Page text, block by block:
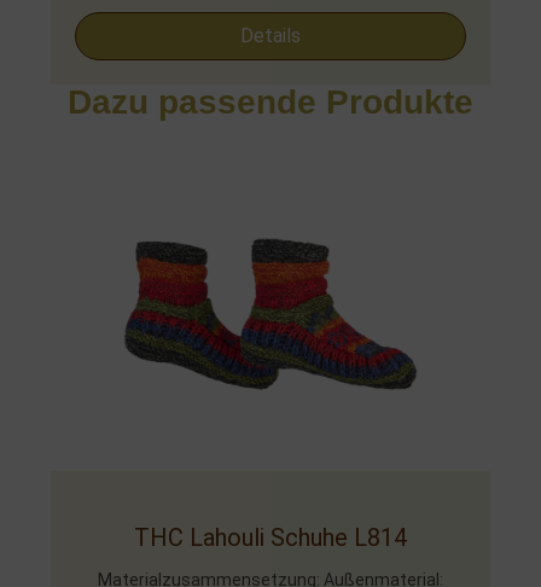
Details
Dazu passende Produkte
THC Lahouli Schuhe L814
Materialzusammensetzung: Außenmaterial: